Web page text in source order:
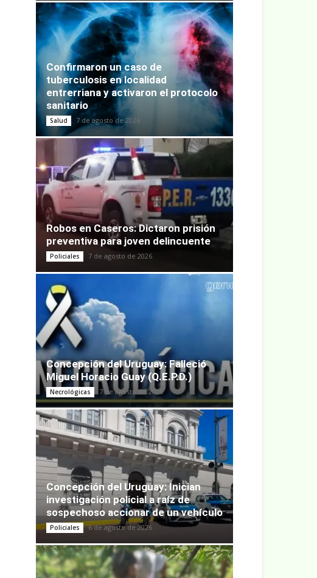
Confirmaron un caso de
tuberculosis en localidad
entrerriana y activaron el protocolo
sanitario
Salud 7 de agosto de 2026
Robos en Caseros: Dictaron prisión
preventiva para joven delincuente
Policiales 7 de agosto de 2026
Concepción del Uruguay: Falleció
Miguel Horacio Guay (Q.E.P.D.)
Necrológicas 7 de agosto de 2026
Concepción del Uruguay: Inician
investigación policial a raíz de
sospechoso accionar de un vehículo
Policiales 6 de agosto de 2026